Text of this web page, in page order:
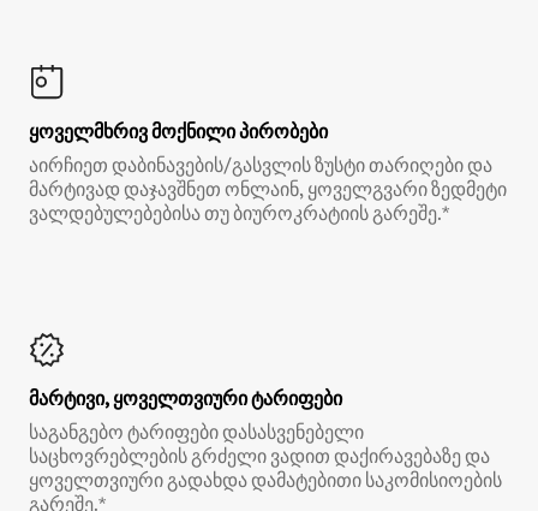
ყოველმხრივ მოქნილი პირობები
აირჩიეთ დაბინავების/გასვლის ზუსტი თარიღები და
მარტივად დაჯავშნეთ ონლაინ, ყოველგვარი ზედმეტი
ვალდებულებებისა თუ ბიუროკრატიის გარეშე.*
მარტივი, ყოველთვიური ტარიფები
საგანგებო ტარიფები დასასვენებელი
საცხოვრებლების გრძელი ვადით დაქირავებაზე და
ყოველთვიური გადახდა დამატებითი საკომისიოების
გარეშე.*